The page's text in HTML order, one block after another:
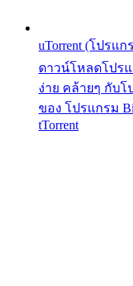
uTorrent (โปรแ
ดาวน์โหลดโปรแ
ง่าย คล้ายๆ กับ
ของ โปรแกรม
tTorrent